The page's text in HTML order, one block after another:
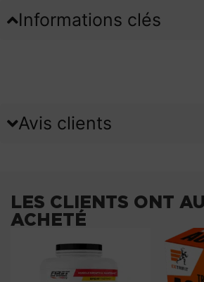
Informations clés
Avis clients
LES CLIENTS ONT
ACHETÉ